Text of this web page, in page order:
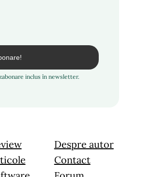
inclus în newsletter.
Despre autor
Contact